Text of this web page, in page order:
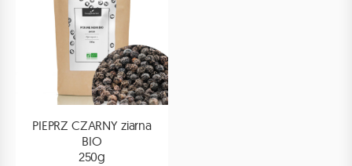
PIEPRZ CZARNY ziarna
BIO
250g